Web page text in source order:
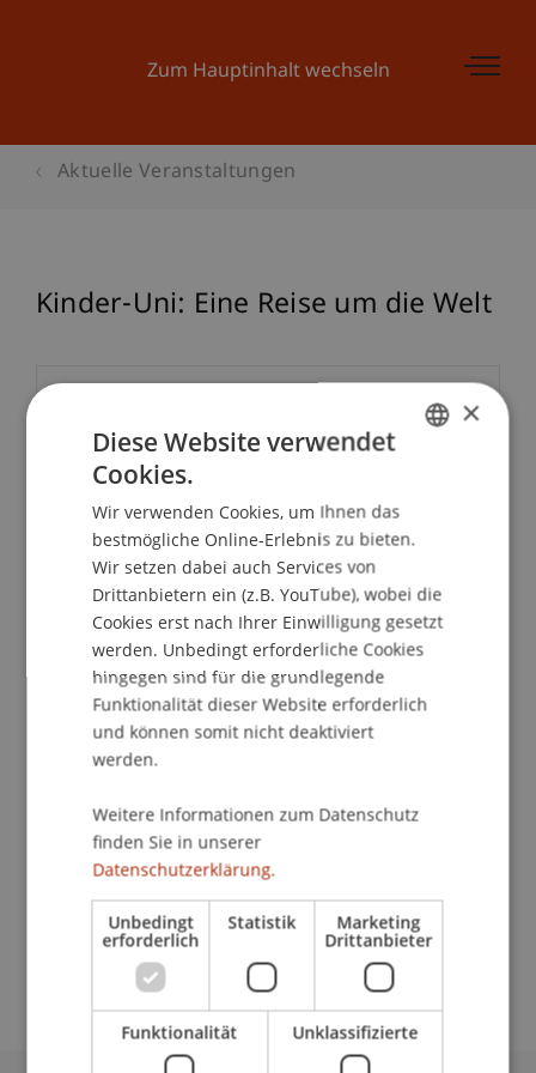
Zum Hauptinhalt wechseln
Aktuelle Veranstaltungen
Kinder-Uni: Eine Reise um die Welt
School/Professur:
Kommunikation und Marketing
Max hat sich sein Wolfskostüm angezogen und
macht Unfug. Seine Mutter schimpft ihn "wilder
Kerl" und schickt ihn ohne Abendessen ins Bett.
Max' Zimmer verwandelt sich daraufhin in einen
Wald. Er steigt in sein Segelboot und fährt zu den
wilden Kerlen... Gemeinsam entdecken wir in der
traumhafte Nester und bauen uns dann auf der
Uni einen Ort wo die wilden Kerle wohnen.
Referent: DI Martin Mackowitz
Weitere Informationen: www.uni.li/kinderuni
×
Diese Website verwendet
Cookies.
Wir verwenden Cookies, um Ihnen das
bestmögliche Online-Erlebnis zu bieten.
Wir setzen dabei auch Services von
Drittanbietern ein (z.B. YouTube), wobei die
Cookies erst nach Ihrer Einwilligung gesetzt
werden. Unbedingt erforderliche Cookies
hingegen sind für die grundlegende
Funktionalität dieser Website erforderlich
und können somit nicht deaktiviert
werden.
Weitere Informationen zum Datenschutz
finden Sie in unserer
Datenschutzerklärung.
Unbedingt
erforderlich
Statistik Marketing
Drittanbieter
Funktionalität Unklassifizierte